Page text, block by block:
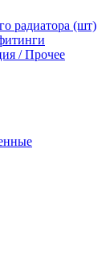
радиатора (шт)
/ Прочее